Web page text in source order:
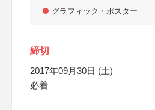
グラフィック・ポスター
締切
2017年09月30日 (土)
必着